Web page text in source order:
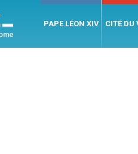
PAPE LÉON XIV CITÉ DU